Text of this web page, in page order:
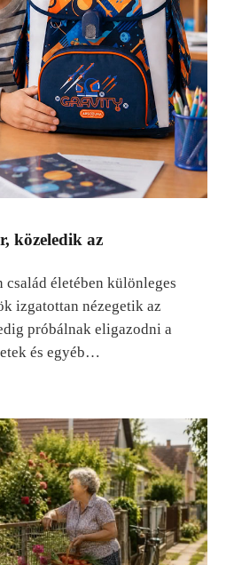
közeledik az
életében különleges
izgatottan nézegetik az
próbálnak eligazodni a
és egyéb…